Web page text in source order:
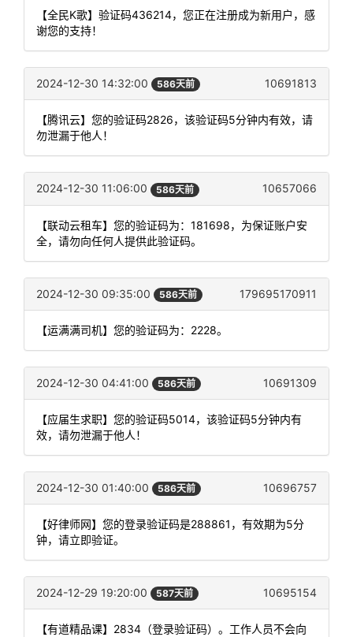
【全民K歌】验证码436214，您正在注册成为新用户，感
谢您的支持！
2024-12-30 14:32:00 586天前 10691813
【腾讯云】您的验证码2826，该验证码5分钟内有效，请
勿泄漏于他人！
2024-12-30 11:06:00 586天前 10657066
【联动云租车】您的验证码为：181698，为保证账户安
全，请勿向任何人提供此验证码。
2024-12-30 09:35:00 586天前 179695170911
【运满满司机】您的验证码为：2228。
2024-12-30 04:41:00 586天前 10691309
【应届生求职】您的验证码5014，该验证码5分钟内有
效，请勿泄漏于他人！
2024-12-30 01:40:00 586天前 10696757
【好律师网】您的登录验证码是288861，有效期为5分
钟，请立即验证。
2024-12-29 19:20:00 587天前 10695154
【有道精品课】2834（登录验证码）。工作人员不会向